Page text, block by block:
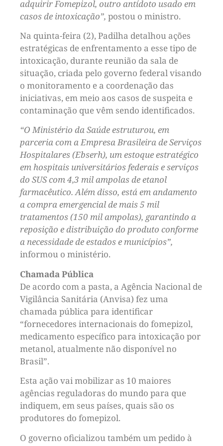
adquirir Fomepizol, outro antídoto usado em
casos de intoxicação”, postou o ministro.
Na quinta-feira (2), Padilha detalhou ações
estratégicas de enfrentamento a esse tipo de
intoxicação, durante reunião da sala de
situação, criada pelo governo federal visando
o monitoramento e a coordenação das
iniciativas, em meio aos casos de suspeita e
contaminação que vêm sendo identificados.
“O Ministério da Saúde estruturou, em
parceria com a Empresa Brasileira de Serviços
Hospitalares (Ebserh), um estoque estratégico
em hospitais universitários federais e serviços
do SUS com 4,3 mil ampolas de etanol
farmacêutico. Além disso, está em andamento
a compra emergencial de mais 5 mil
tratamentos (150 mil ampolas), garantindo a
reposição e distribuição do produto conforme
a necessidade de estados e municípios”,
informou o ministério.
Chamada Pública
De acordo com a pasta, a Agência Nacional de
Vigilância Sanitária (Anvisa) fez uma
chamada pública para identificar
“fornecedores internacionais do fomepizol,
medicamento específico para intoxicação por
metanol, atualmente não disponível no
Brasil”.
Esta ação vai mobilizar as 10 maiores
agências reguladoras do mundo para que
indiquem, em seus países, quais são os
produtores do fomepizol.
O governo oficializou também um pedido à